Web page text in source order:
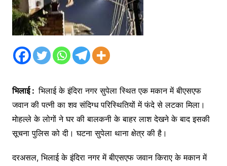
भिलाई :भिलाई के इंदिरा नगर सुपेला स्थित एक मकान में बीएसएफ
जवान की पत्नी का शव संदिग्ध परिस्थितियों में फंदे से लटका मिला।
मोहल्ले के लोगों ने घर की बालकनी के बाहर लाश देखने के बाद इसकी
सूचना पुलिस को दी। घटना सुपेला थाना क्षेत्र की है।
दरअसल, भिलाई के इंदिरा नगर में बीएसएफ जवान किराए के मकान में